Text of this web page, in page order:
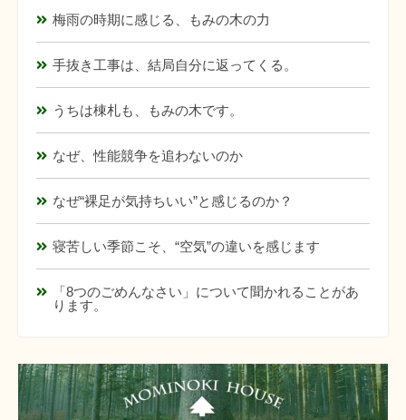
梅雨の時期に感じる、もみの木の力
手抜き工事は、結局自分に返ってくる。
うちは棟札も、もみの木です。
なぜ、性能競争を追わないのか
なぜ“裸足が気持ちいい”と感じるのか？
寝苦しい季節こそ、“空気”の違いを感じます
「8つのごめんなさい」について聞かれることがあ
ります。